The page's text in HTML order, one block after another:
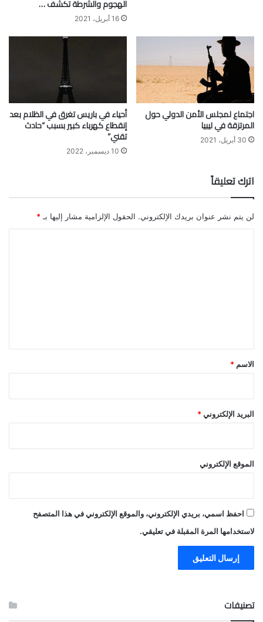
الهجوم والشرطة تكشف …
16 أبريل، 2021
اجتماع لمجلس الأمن الدولي حول
المرتزقة في ليبيا
30 أبريل، 2021
أحياء في باريس تغرق في الظلام بعد
إنقطاع كهرباء كبير بسبب “حادث
تقني”
10 ديسمبر، 2022
اترك تعليقاً
لن يتم نشر عنوان بريدك الإلكتروني. الحقول الإلزامية مشار إليها بـ *
*
الاسم *
البريد الإلكتروني *
الموقع الإلكتروني
احفظ اسمي، بريدي الإلكتروني، والموقع الإلكتروني في هذا المتصفح
لاستخدامها المرة المقبلة في تعليقي.
تصنيفات